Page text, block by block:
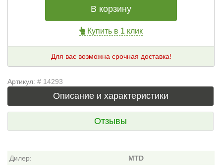
В корзину
Купить в 1 клик
Для вас возможна срочная доставка!
Артикул: # 14293
Описание и характеристики
Отзывы
Дилер: MTD